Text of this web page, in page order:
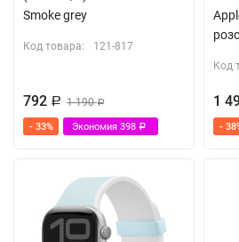
Smoke grey
Код товара: 121-817
792 Р 1 190Р
- 33% Экономия 398 Р
Код
1
-